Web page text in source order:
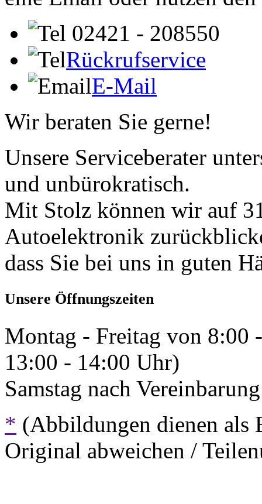
02421 - 208550
Rückrufservice
E-Mail
Wir beraten Sie gerne!
Unsere Serviceberater
und unbürokratisch.
Mit Stolz können wir auf
Autoelektronik
dass Sie bei uns in guten
Unsere Öffnungszeiten
Montag - Freitag von 8:00
13:00 - 14:00 Uhr)
Samstag nach
* (Abbildungen dienen als
Original abweichen /